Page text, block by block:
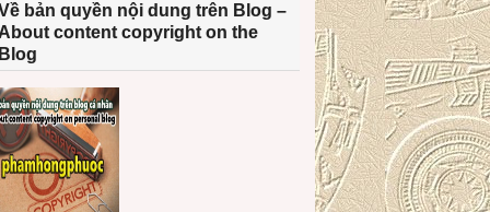
bản quyền nội dung trên Blog –
content copyright on the